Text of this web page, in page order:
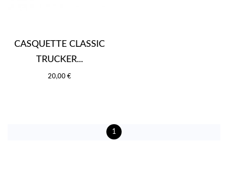
CASQUETTE CLASSIC
TRUCKER...
20,00 €
1